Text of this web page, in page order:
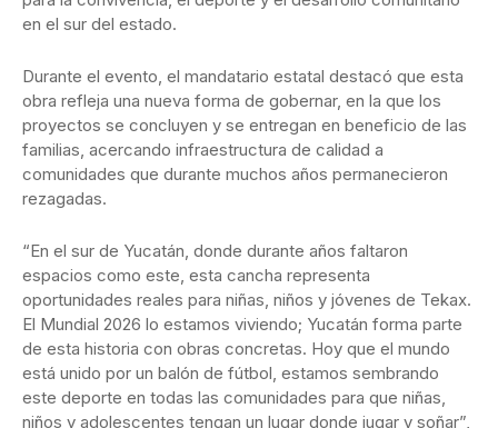
en el sur del estado.
Durante el evento, el mandatario estatal destacó que esta
obra refleja una nueva forma de gobernar, en la que los
proyectos se concluyen y se entregan en beneficio de las
familias, acercando infraestructura de calidad a
comunidades que durante muchos años permanecieron
rezagadas.
“En el sur de Yucatán, donde durante años faltaron
espacios como este, esta cancha representa
oportunidades reales para niñas, niños y jóvenes de Tekax.
El Mundial 2026 lo estamos viviendo; Yucatán forma parte
de esta historia con obras concretas. Hoy que el mundo
está unido por un balón de fútbol, estamos sembrando
este deporte en todas las comunidades para que niñas,
niños y adolescentes tengan un lugar donde jugar y soñar”,